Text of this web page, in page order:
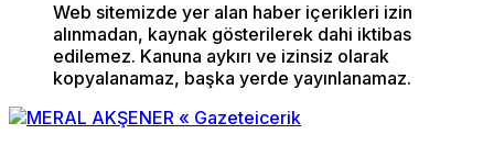
Web sitemizde yer alan haber içerikleri izin
alınmadan, kaynak gösterilerek dahi iktibas
edilemez. Kanuna aykırı ve izinsiz olarak
kopyalanamaz, başka yerde yayınlanamaz.